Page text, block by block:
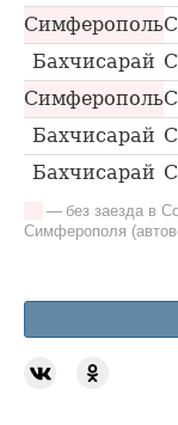
Симферополь
Бахчисарай
Симферополь
Бахчисарай
Бахчисарай
— без заезда в
Симферополя